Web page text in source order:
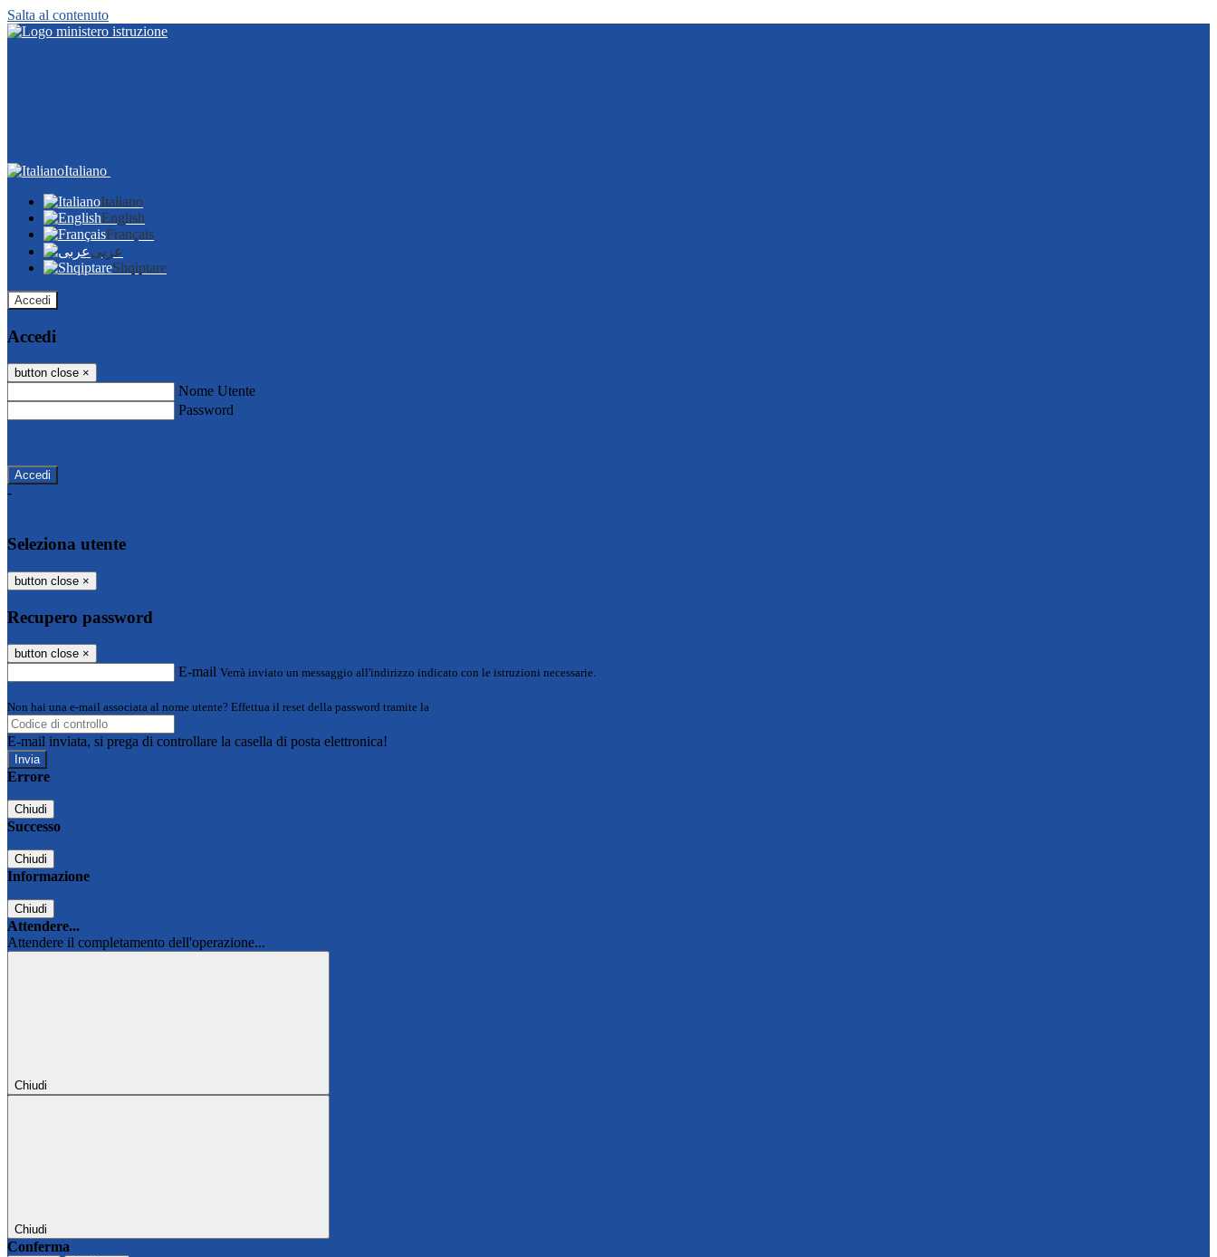
Salta al contenuto
Italiano
Italiano
English
Français
عربى
Shqiptare
Accedi
Accedi
button close ×
Nome Utente
Password
-
Seleziona utente
button close ×
Recupero password
button close ×
E-mail Verrà inviato un messaggio all'indirizzo indicato con le istruzioni necessarie.
Non hai una e-mail associata al nome utente? Effettua il reset della password tramite la
E-mail inviata, si prega di controllare la casella di posta elettronica!
Errore
Chiudi
Successo
Chiudi
Informazione
Chiudi
Attendere...
Attendere il completamento dell'operazione...
Chiudi
Chiudi
Conferma